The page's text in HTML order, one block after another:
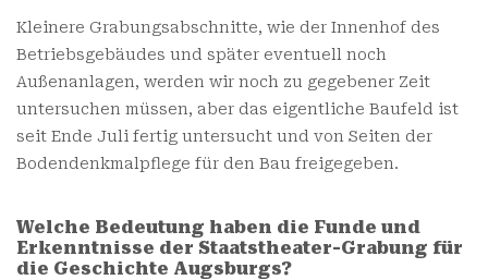
Kleinere Grabungsabschnitte, wie der Innenhof des
Betriebsgebäudes und später eventuell noch
Außenanlagen, werden wir noch zu gegebener Zeit
untersuchen müssen, aber das eigentliche Baufeld ist
seit Ende Juli fertig untersucht und von Seiten der
Bodendenkmalpflege für den Bau freigegeben.
Welche Bedeutung haben die Funde und
Erkenntnisse der Staatstheater-Grabung für
die Geschichte Augsburgs?